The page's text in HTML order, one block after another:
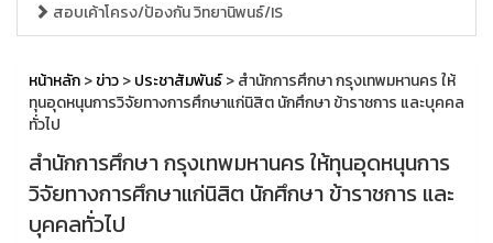
สอบเค้าโครง/ป้องกัน วิทยานิพนธ์/IS
หน้าหลัก>ข่าว>ประชาสัมพันธ์> สำนักการศึกษา กรุงเทพมหานคร ให้
ทุนอุดหนุนการวิจัยทางการศึกษาแก่นิสิต นักศึกษา ข้าราชการ และบุคคล
ทั่วไป
สำนักการศึกษา กรุงเทพมหานคร ให้ทุนอุดหนุนการ
วิจัยทางการศึกษาแก่นิสิต นักศึกษา ข้าราชการ และ
บุคคลทั่วไป